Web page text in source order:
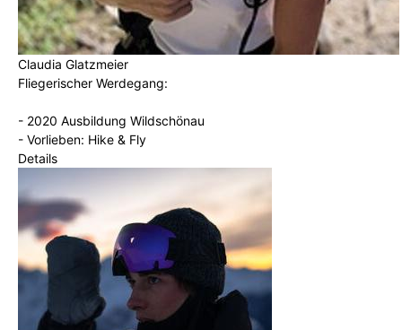
Claudia Glatzmeier
Fliegerischer Werdegang:
- 2020 Ausbildung Wildschönau
- Vorlieben: Hike & Fly
Details